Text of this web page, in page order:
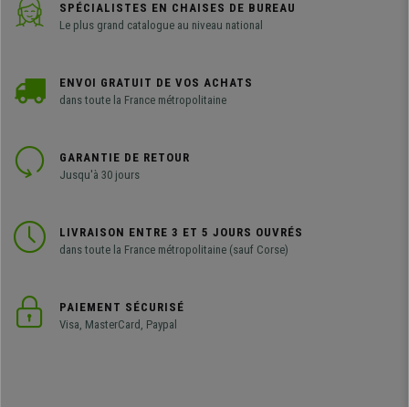
SPÉCIALISTES EN CHAISES DE BUREAU
Le plus grand catalogue au niveau national
ENVOI GRATUIT DE VOS ACHATS
dans toute la France métropolitaine
GARANTIE DE RETOUR
Jusqu'à 30 jours
LIVRAISON ENTRE 3 ET 5 JOURS OUVRÉS
dans toute la France métropolitaine (sauf Corse)
PAIEMENT SÉCURISÉ
Visa, MasterCard, Paypal